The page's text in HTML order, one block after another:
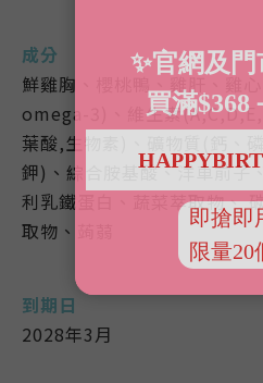
成分
鮮雞胸、櫻桃鴨、雞肝、雞
omega-3)、維生素
葉酸,生物素)、礦物質(鈣、
鉀)、綜合胺基酸、洋車前子
利乳鐵蛋白、蔬菜萃取物、
取物、蒟蒻
到期日
2028年3月